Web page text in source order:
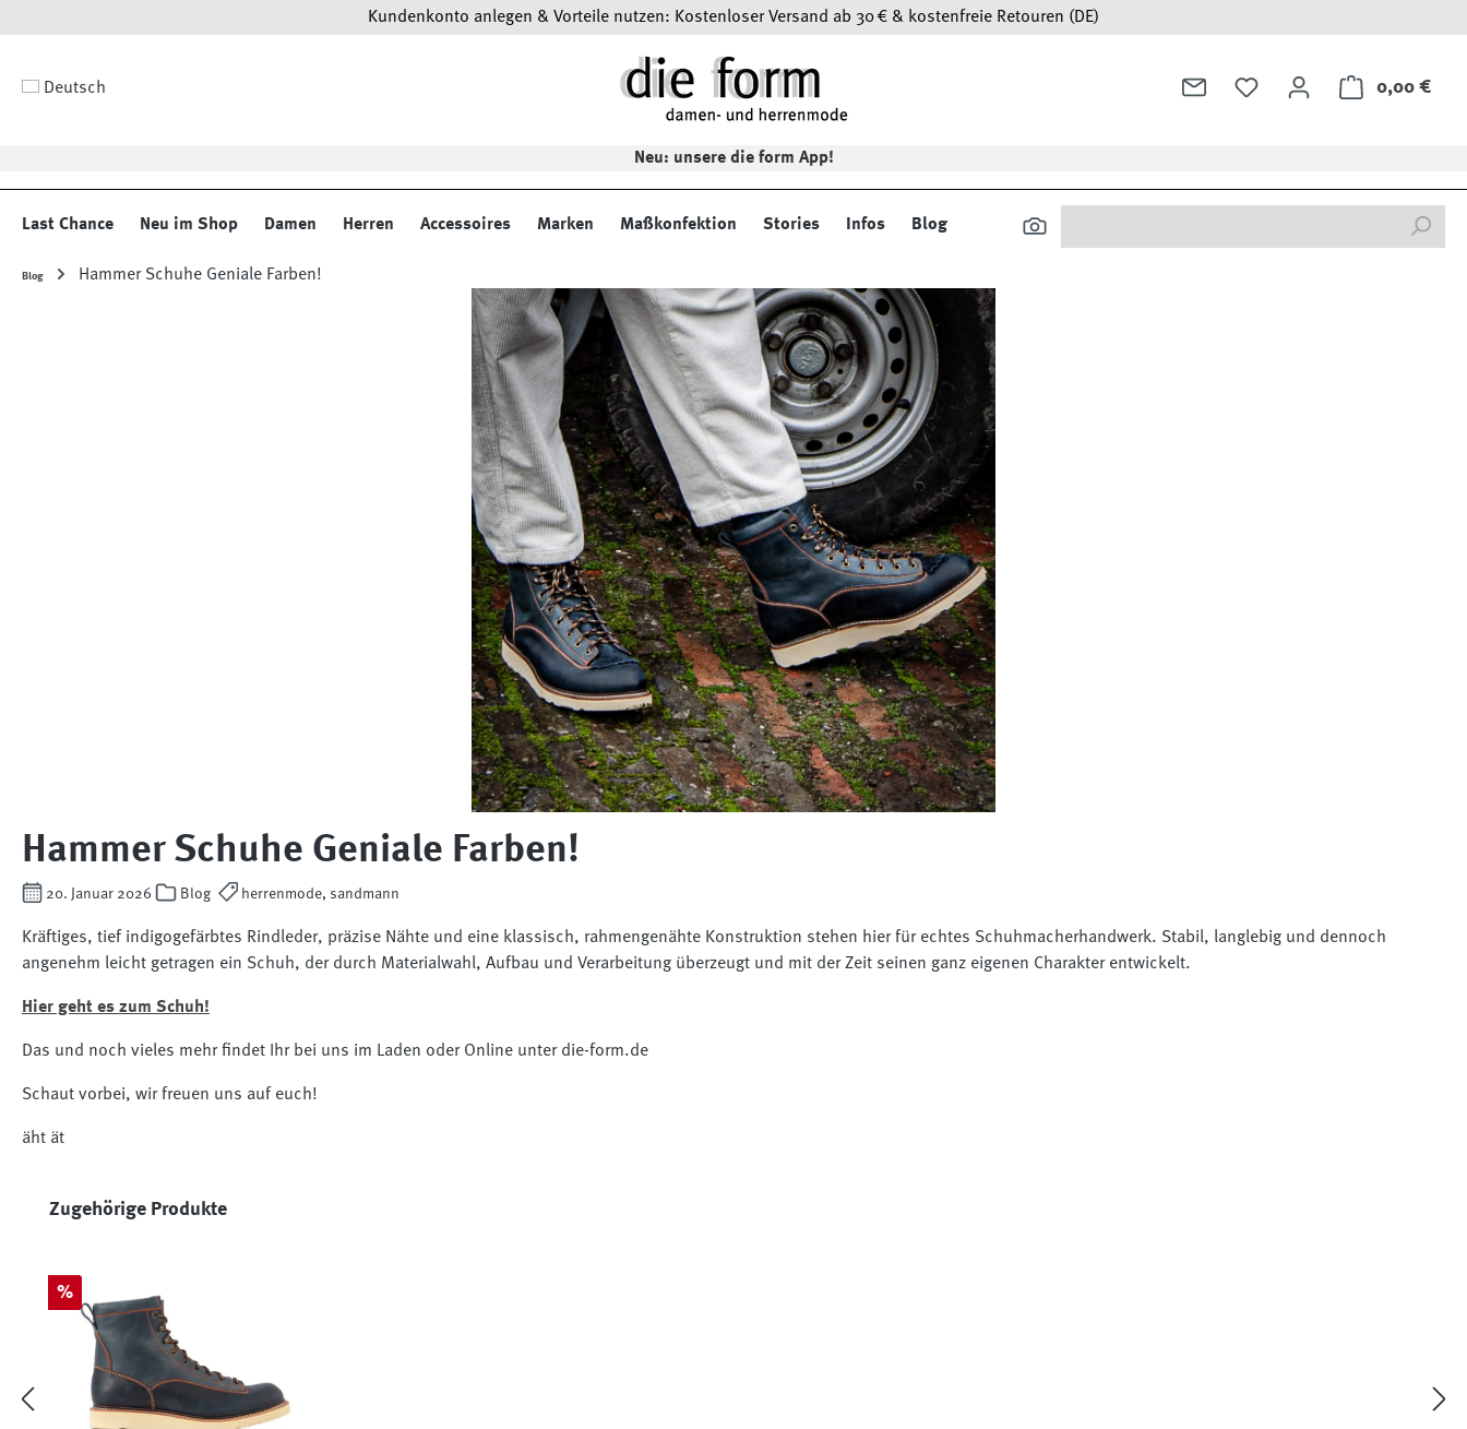
Kundenkonto anlegen & Vorteile nutzen: Kostenloser Versand ab 30 € & kostenfreie Retouren (DE)
Deutsch 0,00 €
Neu: unsere die form App!
Last Chance Neu im Shop Damen Herren Accessoires Marken Maßkonfektion Stories Infos Blog
Blog Hammer Schuhe Geniale Farben!
Hammer Schuhe Geniale Farben!
20. Januar 2026 Blog herrenmode, sandmann
Kräftiges, tief indigogefärbtes Rindleder, präzise Nähte und eine klassisch, rahmengenähte Konstruktion stehen hier für echtes Schuhmacherhandwerk. Stabil, langlebig und dennoch
angenehm leicht getragen ein Schuh, der durch Materialwahl, Aufbau und Verarbeitung überzeugt und mit der Zeit seinen ganz eigenen Charakter entwickelt.
Hier geht es zum Schuh!
Das und noch vieles mehr findet Ihr bei uns im Laden oder Online unter die-form.de
Schaut vorbei, wir freuen uns auf euch!
äht ät
Produktgalerie überspringen
Zugehörige Produkte
Rabatt
%